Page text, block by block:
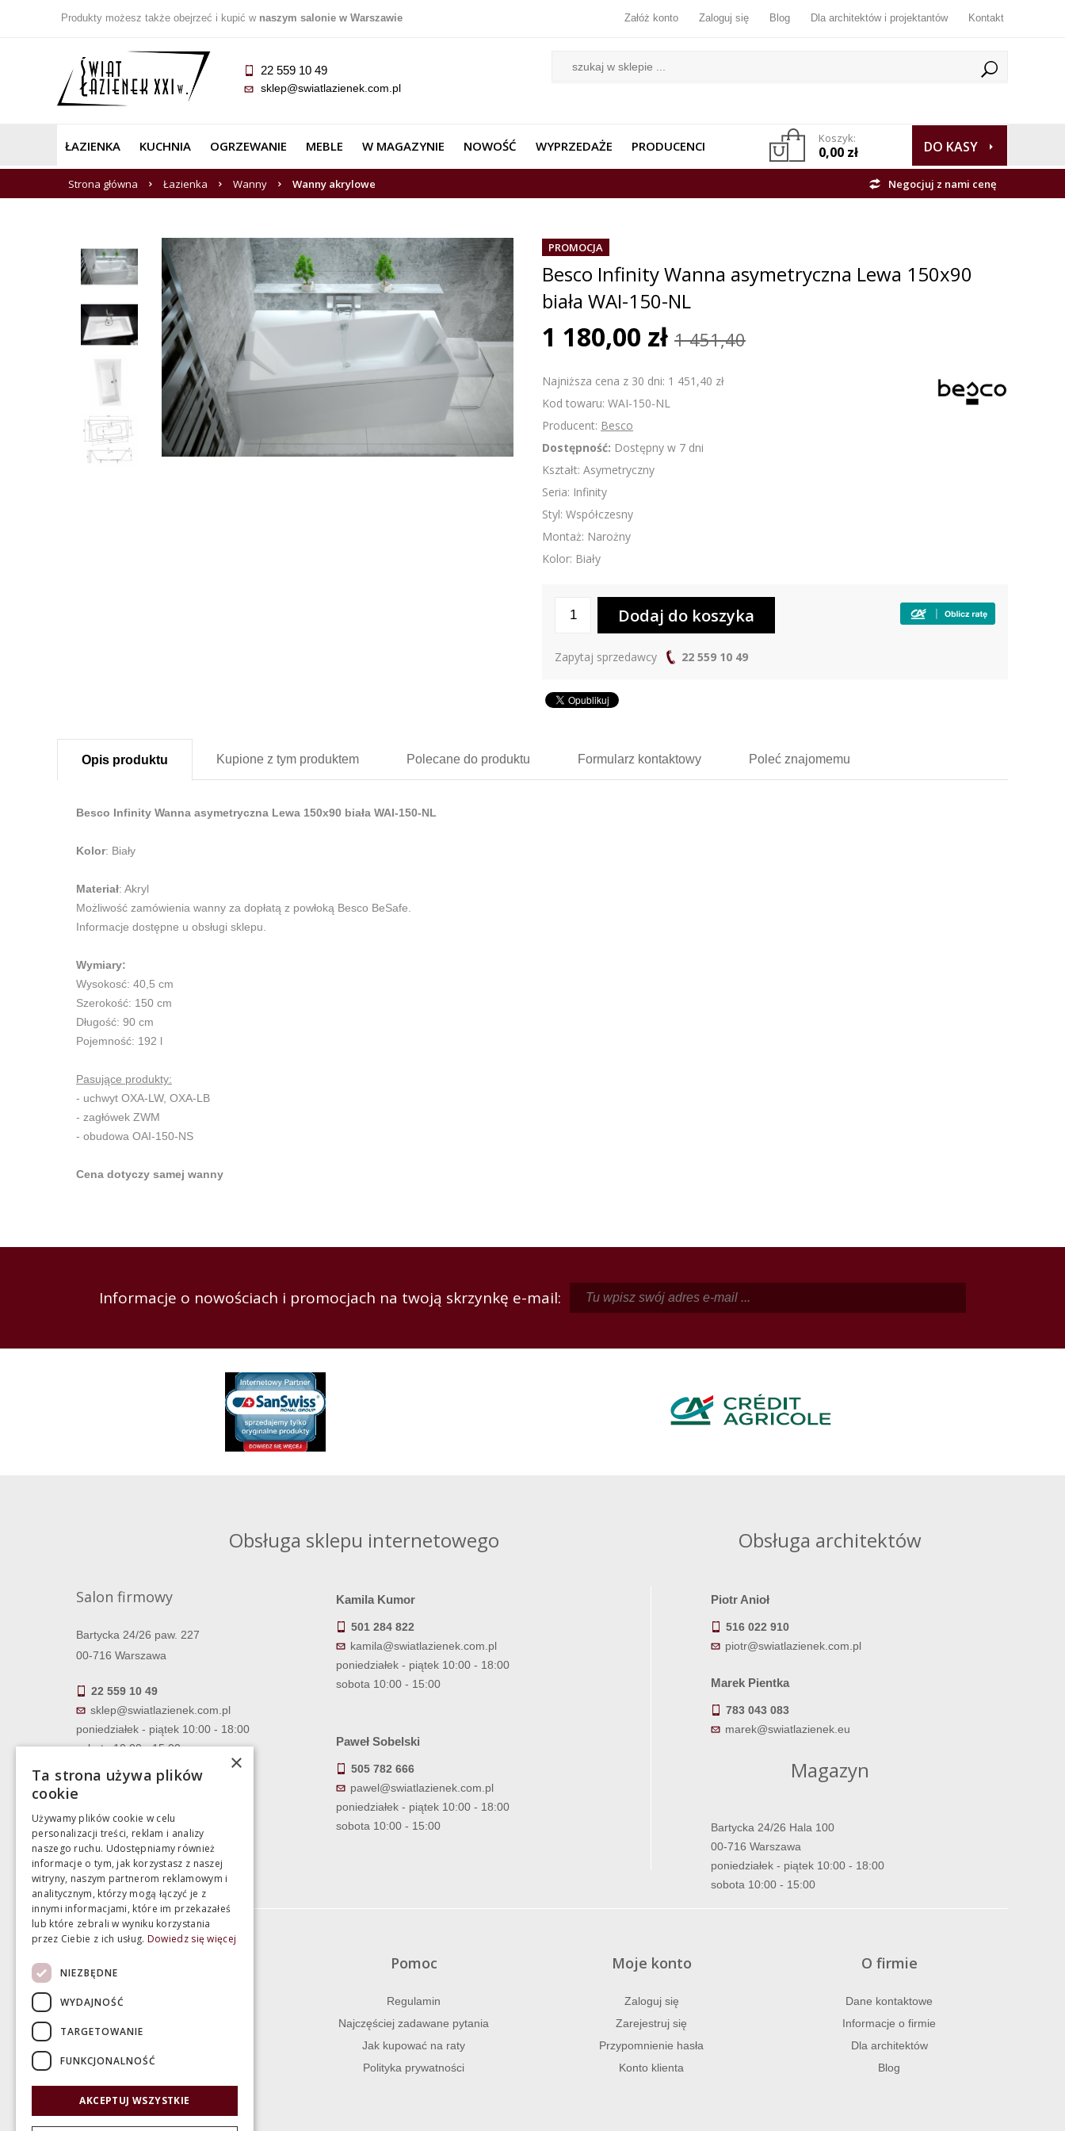
Produkty możesz także obejrzeć i kupić w naszym salonie w Warszawie Załóż konto Zaloguj się Blog Dla architektów i projektantów Kontakt
22 559 10 49
sklep@swiatlazienek.com.pl
ŁAZIENKA KUCHNIA OGRZEWANIE MEBLE W MAGAZYNIE NOWOŚĆ WYPRZEDAŻE PRODUCENCI Koszyk:
0,00 zł DO KASY
Strona główna Łazienka Wanny Wanny akrylowe Negocjuj z nami cenę
PROMOCJA
Besco Infinity Wanna asymetryczna Lewa 150x90
biała WAI-150-NL
1 180,00 zł 1 451,40
Najniższa cena z 30 dni: 1 451,40 zł
Kod towaru: WAI-150-NL
Producent: Besco
Dostępność: Dostępny w 7 dni
Kształt: Asymetryczny
Seria: Infinity
Styl: Współczesny
Montaż: Narożny
Kolor: Biały
Zapytaj sprzedawcy 22 559 10 49
Opis produktu Kupione z tym produktem Polecane do produktu Formularz kontaktowy Poleć znajomemu
Besco Infinity Wanna asymetryczna Lewa 150x90 biała WAI-150-NL
Kolor: Biały
Materiał: Akryl
Możliwość zamówienia wanny za dopłatą z powłoką Besco BeSafe.
Informacje dostępne u obsługi sklepu.
Wymiary:
Wysokosć: 40,5 cm
Szerokość: 150 cm
Długość: 90 cm
Pojemność: 192 l
Pasujące produkty:
- uchwyt OXA-LW, OXA-LB
- zagłówek ZWM
- obudowa OAI-150-NS
Cena dotyczy samej wanny
Informacje o nowościach i promocjach na twoją skrzynkę e-mail:
Obsługa sklepu internetowego
Salon firmowy
Bartycka 24/26 paw. 227
00-716 Warszawa
22 559 10 49
sklep@swiatlazienek.com.pl
poniedziałek - piątek 10:00 - 18:00
sobota 10:00 - 15:00
Kamila Kumor
501 284 822
kamila@swiatlazienek.com.pl
poniedziałek - piątek 10:00 - 18:00
sobota 10:00 - 15:00
Paweł Sobelski
505 782 666
pawel@swiatlazienek.com.pl
poniedziałek - piątek 10:00 - 18:00
sobota 10:00 - 15:00
Obsługa architektów
Piotr Anioł
516 022 910
piotr@swiatlazienek.com.pl
Marek Pientka
783 043 083
marek@swiatlazienek.eu
Magazyn
Bartycka 24/26 Hala 100
00-716 Warszawa
poniedziałek - piątek 10:00 - 18:00
sobota 10:00 - 15:00
Termin realizacji zamówienia
Gwarancja i serwis
Zwrot towaru
Pomoc
Regulamin
Najczęściej zadawane pytania
Jak kupować na raty
Polityka prywatności
Moje konto
Zaloguj się
Zarejestruj się
Przypomnienie hasła
Konto klienta
O firmie
Dane kontaktowe
Informacje o firmie
Dla architektów
Blog
×
Ta strona używa plików
cookie
Używamy plików cookie w celu
personalizacji treści, reklam i analizy
naszego ruchu. Udostępniamy również
informacje o tym, jak korzystasz z naszej
witryny, naszym partnerom reklamowym i
analitycznym, którzy mogą łączyć je z
innymi informacjami, które im przekazałeś
lub które zebrali w wyniku korzystania
przez Ciebie z ich usług. Dowiedz się więcej
NIEZBĘDNE
WYDAJNOŚĆ
TARGETOWANIE
FUNKCJONALNOŚĆ
AKCEPTUJ WSZYSTKIE